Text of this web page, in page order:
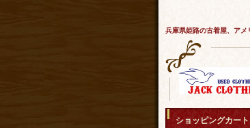
兵庫県姫路の古着屋、アメ
ショッピングカート